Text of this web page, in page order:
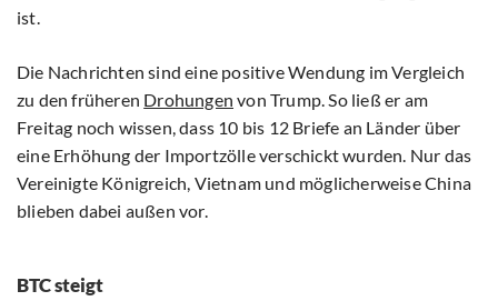
ist.
Die Nachrichten sind eine positive Wendung im Vergleich
zu den früheren Drohungen von Trump. So ließ er am
Freitag noch wissen, dass 10 bis 12 Briefe an Länder über
eine Erhöhung der Importzölle verschickt wurden. Nur das
Vereinigte Königreich, Vietnam und möglicherweise China
blieben dabei außen vor.
BTC steigt